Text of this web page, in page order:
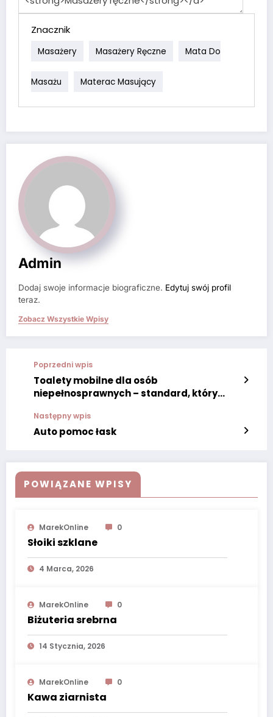
Znacznik
Masażery Masażery Ręczne Mata Do
Masażu Materac Masujący
Admin
Dodaj swoje informacje biograficzne. Edytuj swój profil
teraz.
Zobacz Wszystkie Wpisy
Poprzedni wpis
Toalety mobilne dla osób
niepełnosprawnych – standard, który
Następny wpis
Auto pomoc łask
POWIĄZANE WPISY
MarekOnline 0
Słoiki szklane
4 Marca, 2026
MarekOnline 0
Biżuteria srebrna
14 Stycznia, 2026
MarekOnline 0
Kawa ziarnista